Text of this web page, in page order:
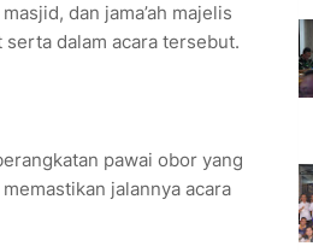
dan jama’ah majelis
dalam acara tersebut.
pawai obor yang
jalannya acara